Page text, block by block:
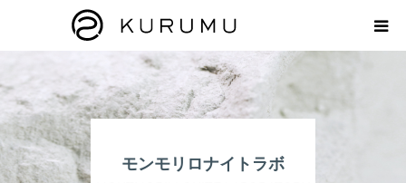
モンモリロナイトラボ
HOME
ABOUT
プロダクト